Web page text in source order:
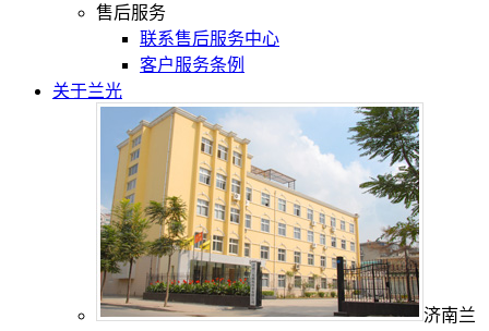
售后服务
联系售后服务中心
客户服务条例
关于兰光
济南兰